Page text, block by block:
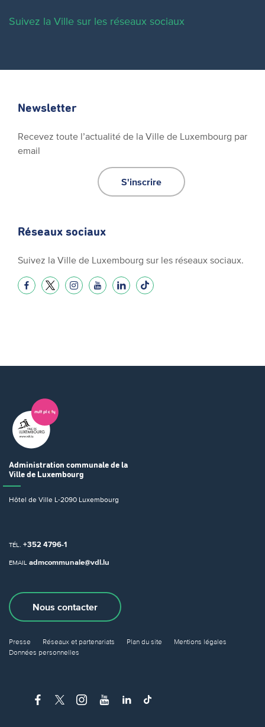
Suivez la Ville sur les réseaux sociaux
Newsletter
Recevez toute l’actualité de la Ville de Luxembourg par
email
S'inscrire
Réseaux sociaux
Suivez la Ville de Luxembourg sur les réseaux sociaux.
Administration communale de la
Ville de Luxembourg
Hôtel de Ville L-2090 Luxembourg
TÉL. +352 4796-1
EMAIL admcommunale@vdl.lu
Nous contacter
Presse Réseaux et partenariats Plan du site
Mentions légales
Données personnelles